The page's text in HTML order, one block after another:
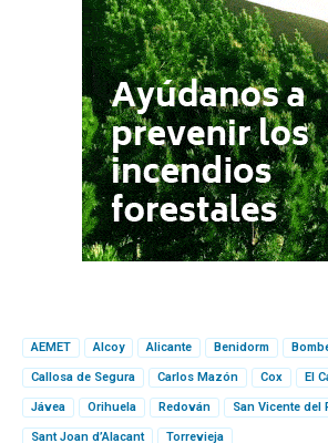
AEMET Alcoy Alicante Benidorm
Callosa de Segura Carlos Mazón Cox El
Jávea Orihuela Redován San Vicente del
Sant Joan d’Alacant Torrevieja